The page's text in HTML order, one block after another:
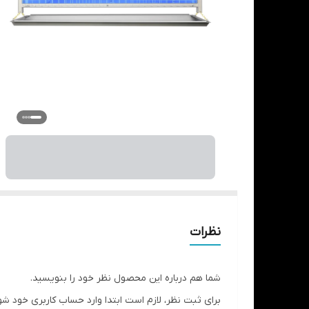
نظرات
شما هم درباره این محصول نظر خود را بنویسید.
برای ثبت نظر، لازم است ابتدا وارد حساب کاربری خود